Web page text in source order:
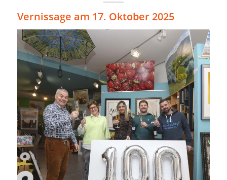
Vernissage am 17. Oktober 2025